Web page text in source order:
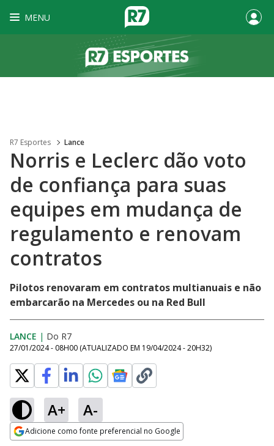
MENU
R7 Esportes Lance
Norris e Leclerc dão voto
de confiança para suas
equipes em mudança de
regulamento e renovam
contratos
Pilotos renovaram em contratos multianuais e não
embarcarão na Mercedes ou na Red Bull
LANCE | Do R7
27/01/2024 - 08H00 (ATUALIZADO EM 19/04/2024 - 20H32)
A+ A-
Adicione como fonte preferencial no Google